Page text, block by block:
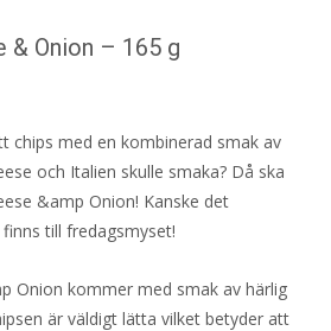
& Onion – 165 g
chips med en kombinerad smak av
och Italien skulle smaka? Då ska
&amp Onion! Kanske det
till fredagsmyset!
Onion kommer med smak av härlig
är väldigt lätta vilket betyder att